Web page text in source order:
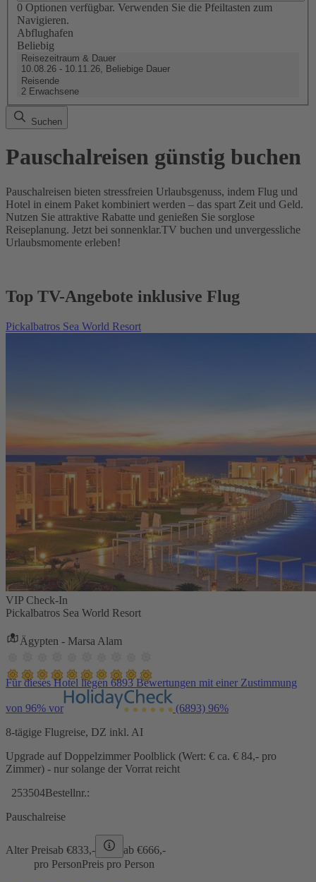
0 Optionen verfügbar. Verwenden Sie die Pfeiltasten zum
Navigieren.
Abflughafen
Beliebig
Reisezeitraum & Dauer
10.08.26 - 10.11.26, Beliebige Dauer
Reisende
2 Erwachsene
Suchen
Pauschalreisen günstig buchen
Pauschalreisen bieten stressfreien Urlaubsgenuss, indem Flug und
Hotel in einem Paket kombiniert werden – das spart Zeit und Geld.
Nutzen Sie attraktive Rabatte und genießen Sie sorglose
Reiseplanung. Jetzt bei sonnenklar.TV buchen und unvergessliche
Urlaubsmomente erleben!
Top TV-Angebote inklusive Flug
Pickalbatros Sea World Resort
VIP Check-In
Pickalbatros Sea World Resort
Ägypten - Marsa Alam
Für dieses Hotel liegen 6893 Bewertungen mit einer Zustimmung
von 96% vor (6893) 96%
8-tägige Flugreise, DZ inkl. AI
Upgrade auf Doppelzimmer Poolblick (Wert: € ca. € 84,- pro
Zimmer) - nur solange der Vorrat reicht
253504Bestellnr.:
Pauschalreise
Alter Preisab €833,- ab €666,-
pro PersonPreis pro Person